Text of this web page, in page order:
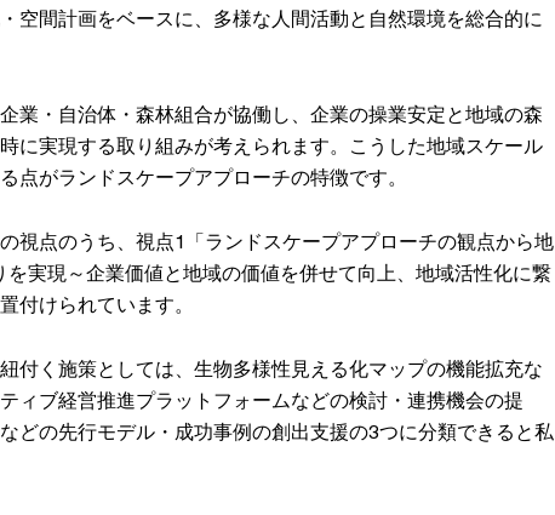
空間計画をベースに、多様な人間活動と自然環境を総合的に
業・自治体・森林組合が協働し、企業の操業安定と地域の森
に実現する取り組みが考えられます。こうした地域スケール
点がランドスケープアプローチの特徴です。
視点のうち、視点1「ランドスケープアプローチの観点から地
実現～企業価値と地域の価値を併せて向上、地域活性化に繋
付けられています。
付く施策としては、生物多様性見える化マップの機能拡充な
ィブ経営推進プラットフォームなどの検討・連携機会の提
どの先行モデル・成功事例の創出支援の3つに分類できると私